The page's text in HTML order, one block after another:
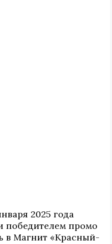
2025 года
победителем промо
в Магнит «Красный-